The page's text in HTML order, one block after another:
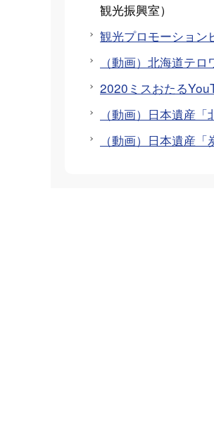
観光振興室）
観光プロモーショ
（動画）北海道テロ
2020ミスおたる
（動画）日本遺産
（動画）日本遺産「